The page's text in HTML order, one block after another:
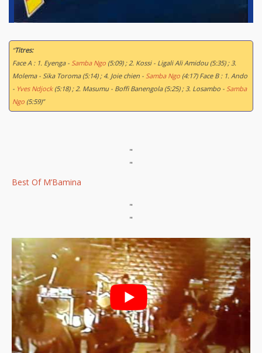
“Titres:
Face A : 1. Eyenga - Samba Ngo (5:09) ; 2. Kossi - Ligali Ali Amidou (5:35) ; 3.
Molema - Sika Toroma (5:14) ; 4. Joie chien - Samba Ngo (4:17) Face B : 1. Ando
- Yves Ndjock(5:18) ; 2. Masumu - Boffi Banengola (5:25) ; 3. Losambo - Samba
Ngo (5:59)”
"
"
Best Of M’Bamina
"
"